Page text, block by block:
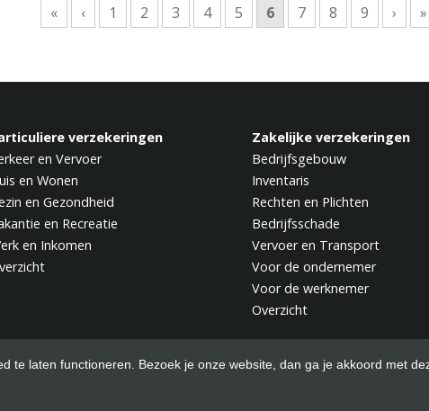
te laten functioneren. Bezoek je onze website, dan ga je akkoord met
« ‹ 1 2 3 4 5 6 7 8 9 › »
verzekeringen
en Vervoer
en Wonen
en Gezondheid
en Recreatie
en Inkomen
Zakelijke verzekeringen
Bedrijfsgebouw
Inventaris
Rechten en Plichten
Bedrijfsschade
Vervoer en Transport
Voor de ondernemer
Voor de werknemer
Overzicht